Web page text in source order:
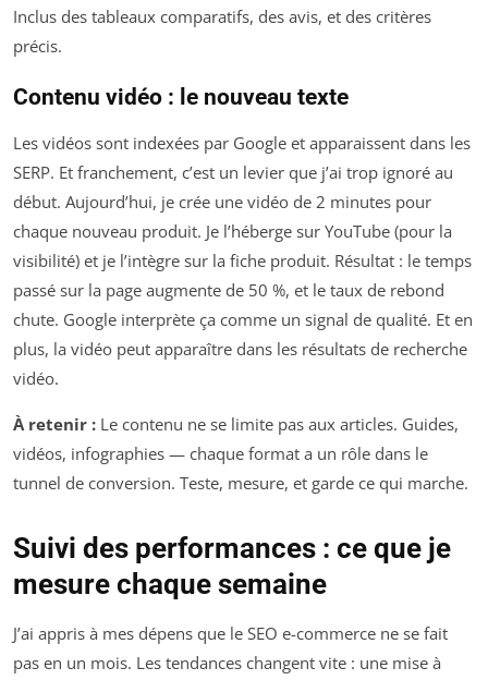
Inclus des tableaux comparatifs, des avis, et des critères
précis.
Contenu vidéo : le nouveau texte
Les vidéos sont indexées par Google et apparaissent dans les
SERP. Et franchement, c’est un levier que j’ai trop ignoré au
début. Aujourd’hui, je crée une vidéo de 2 minutes pour
chaque nouveau produit. Je l’héberge sur YouTube (pour la
visibilité) et je l’intègre sur la fiche produit. Résultat : le temps
passé sur la page augmente de 50 %, et le taux de rebond
chute. Google interprète ça comme un signal de qualité. Et en
plus, la vidéo peut apparaître dans les résultats de recherche
vidéo.
À retenir : Le contenu ne se limite pas aux articles. Guides,
vidéos, infographies — chaque format a un rôle dans le
tunnel de conversion. Teste, mesure, et garde ce qui marche.
Suivi des performances : ce que je
mesure chaque semaine
J’ai appris à mes dépens que le SEO e-commerce ne se fait
pas en un mois. Les tendances changent vite : une mise à